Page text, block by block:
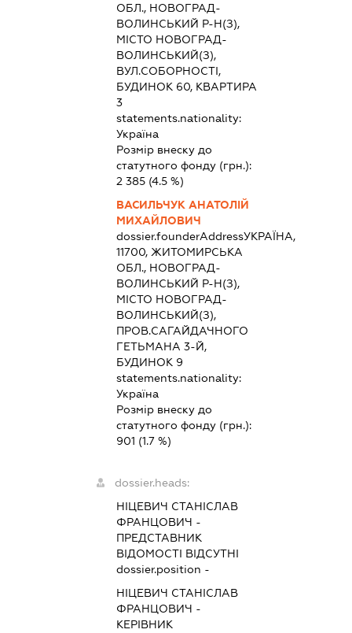
ОБЛ., НОВОГРАД-
ВОЛИНСЬКИЙ Р-Н(З),
МІСТО НОВОГРАД-
ВОЛИНСЬКИЙ(З),
ВУЛ.СОБОРНОСТІ,
БУДИНОК 60, КВАРТИРА
3
statements.nationality:
Україна
Розмір внеску до
статутного фонду (грн.):
2 385 (4.5 %)
ВАСИЛЬЧУК АНАТОЛІЙ
МИХАЙЛОВИЧ
dossier.founderAddressУКРАЇНА,
11700, ЖИТОМИРСЬКА
ОБЛ., НОВОГРАД-
ВОЛИНСЬКИЙ Р-Н(З),
МІСТО НОВОГРАД-
ВОЛИНСЬКИЙ(З),
ПРОВ.САГАЙДАЧНОГО
ГЕТЬМАНА 3-Й,
БУДИНОК 9
statements.nationality:
Україна
Розмір внеску до
статутного фонду (грн.):
901 (1.7 %)
dossier.heads:
НІЦЕВИЧ СТАНІСЛАВ
ФРАНЦОВИЧ -
ПРЕДСТАВНИК
ВІДОМОСТІ ВІДСУТНІ
dossier.position -
НІЦЕВИЧ СТАНІСЛАВ
ФРАНЦОВИЧ -
КЕРІВНИК